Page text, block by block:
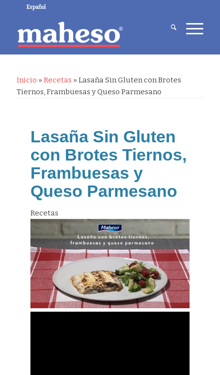
Español
Inicio » Recetas » Lasaña Sin Gluten con Brotes
Tiernos, Frambuesas y Queso Parmesano
Lasaña Sin Gluten
con Brotes Tiernos,
Frambuesas y
Queso Parmesano
Recetas